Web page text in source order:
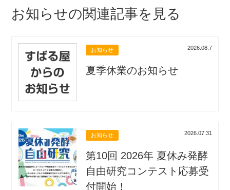
お知らせの関連記事を見る
お知らせ 2026.08.7
夏季休業のお知らせ
お知らせ 2026.07.31
第10回 2026年 夏休み発酵
自由研究コンテスト応募受
付開始！